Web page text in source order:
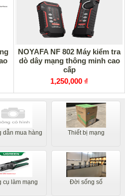
NOYAFA NF 802 Máy kiểm tra
dò dây mạng thông minh cao
cấp
1,250,000 ₫
dẫn mua hàng Thiết bị mạng
cụ làm mạng Đời sống số